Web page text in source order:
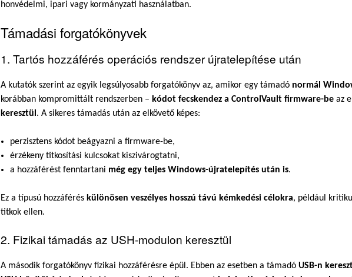
honvédelmi, ipari vagy kormányzati használatban.
Támadási forgatókönyvek
1. Tartós hozzáférés operációs rendszer újratelepítése után
A kutatók szerint az egyik legsúlyosabb forgatókönyv az, amikor egy támadó normál
korábban kompromittált rendszerben – kódot fecskendez a ControlVault firmware-be az
keresztül. A sikeres támadás után az elkövető képes:
perzisztens kódot beágyazni a firmware-be,
érzékeny titkosítási kulcsokat kiszivárogtatni,
a hozzáférést fenntartani még egy teljes Windows-újratelepítés után is.
Ez a típusú hozzáférés különösen veszélyes hosszú távú kémkedési célokra, például
titkok ellen.
2. Fizikai támadás az USH-modulon keresztül
A második forgatókönyv fizikai hozzáférésre épül. Ebben az esetben a támadó USB-n